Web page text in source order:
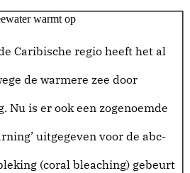
warmt op
Caribische regio heeft het al
de warmere zee door
Nu is er ook een zogenoemde
uitgegeven voor de abc-
(coral bleaching) gebeurt